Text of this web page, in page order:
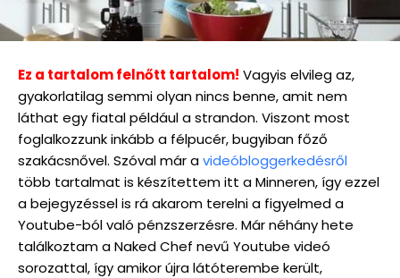
Ez a tartalom felnőtt tartalom! Vagyis elvileg az,
gyakorlatilag semmi olyan nincs benne, amit nem
láthat egy fiatal például a strandon. Viszont most
foglalkozzunk inkább a félpucér, bugyiban főző
szakácsnővel. Szóval már avideóbloggerkedésről
több tartalmat is készítettem itt a Minneren, így ezzel
a bejegyzéssel is rá akarom terelni a figyelmed a
Youtube-ból való pénzszerzésre. Már néhány hete
találkoztam a Naked Chef nevű Youtube videó
sorozattal, így amikor újra látóterembe került,